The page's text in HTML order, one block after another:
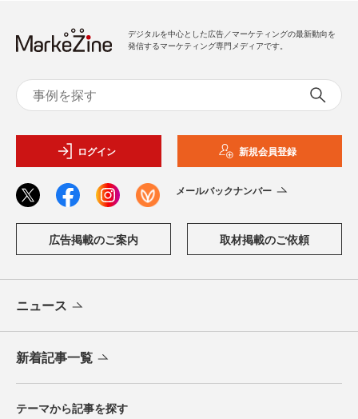
デジタルを中心とした広告／マーケティングの最新動向を
発信するマーケティング専門メディアです。
ログイン 新規会員登録
メールバックナンバー
広告掲載のご案内 取材掲載のご依頼
ニュース
新着記事一覧
テーマから記事を探す